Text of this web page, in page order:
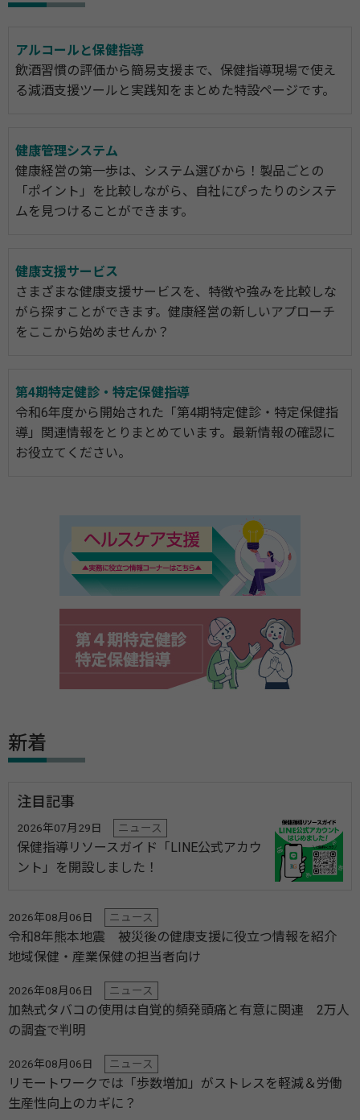
アルコールと保健指導
飲酒習慣の評価から簡易支援まで、保健指導現場で使え
る減酒支援ツールと実践知をまとめた特設ページです。
健康管理システム
健康経営の第一歩は、システム選びから！製品ごとの
「ポイント」を比較しながら、自社にぴったりのシステ
ムを見つけることができます。
健康支援サービス
さまざまな健康支援サービスを、特徴や強みを比較しな
がら探すことができます。健康経営の新しいアプローチ
をここから始めませんか？
第4期特定健診・特定保健指導
令和6年度から開始された「第4期特定健診・特定保健指
導」関連情報をとりまとめています。最新情報の確認に
お役立てください。
新着
注目記事
2026年07月29日 ニュース
保健指導リソースガイド「LINE公式アカウ
ント」を開設しました！
2026年08月06日 ニュース
令和8年熊本地震 被災後の健康支援に役立つ情報を紹介
地域保健・産業保健の担当者向け
2026年08月06日 ニュース
加熱式タバコの使用は自覚的頻発頭痛と有意に関連 2万人
の調査で判明
2026年08月06日 ニュース
リモートワークでは「歩数増加」がストレスを軽減＆労働
生産性向上のカギに？